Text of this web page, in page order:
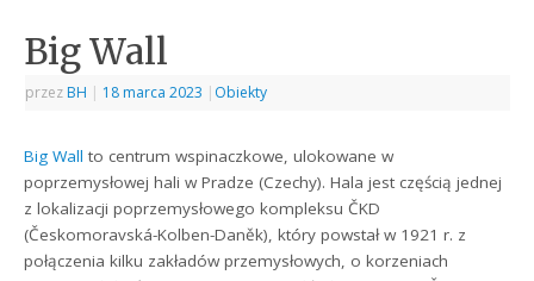
Big Wall
przez BH | 18 marca 2023 | Obiekty
Big Wall to centrum wspinaczkowe, ulokowane w
poprzemysłowej hali w Pradze (Czechy). Hala jest częścią jednej
z lokalizacji poprzemysłowego kompleksu ČKD
(Českomoravská-Kolben-Daněk), który powstał w 1921 r. z
połączenia kilku zakładów przemysłowych, o korzeniach